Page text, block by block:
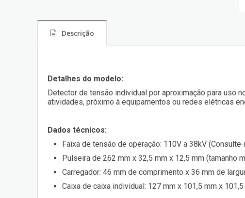
Descrição
Detalhes do modelo:
Detector de tensão individual por aproximação para uso
atividades, próximo à equipamentos ou redes elétricas
Dados técnicos:
Faixa de tensão de operação: 110V a 38kV
Pulseira de 262 mm x 32,5 mm x 12,5 mm (tamanho
Carregador: 46 mm de comprimento x 36 mm de
Caixa de caixa individual: 127 mm x 101,5 mm x